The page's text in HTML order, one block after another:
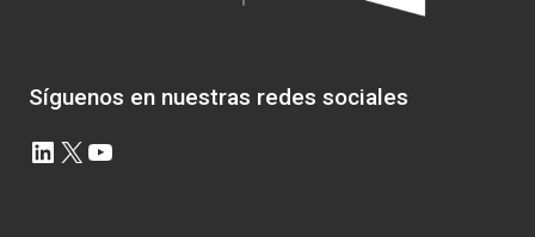
Síguenos en nuestras redes sociales
LinkedIn
X YouTube